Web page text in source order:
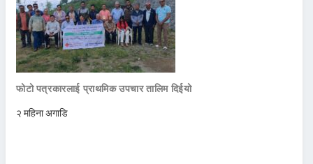
फोटो पत्रकारलाई प्राथमिक उपचार तालिम दिईयो
२ महिना अगाडि